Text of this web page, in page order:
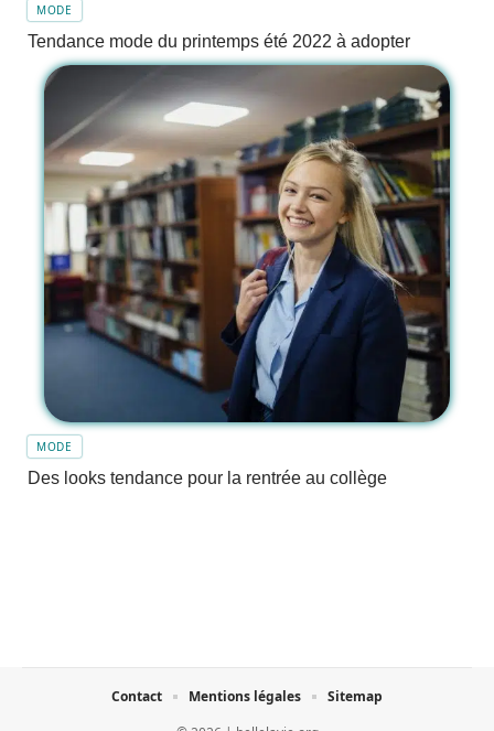
MODE
Tendance mode du printemps été 2022 à adopter
MODE
Des looks tendance pour la rentrée au collège
Contact Mentions légales Sitemap